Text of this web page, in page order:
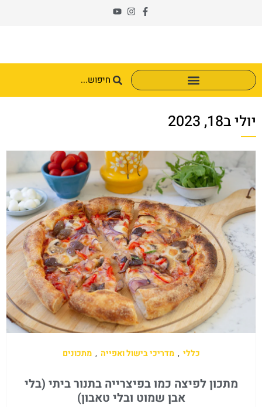
יולי ב18, 2023
כללי , מדריכי בישול ואפייה , מתכונים
מתכון לפיצה כמו בפיצרייה בתנור ביתי (בלי
אבן שמוט ובלי טאבון)